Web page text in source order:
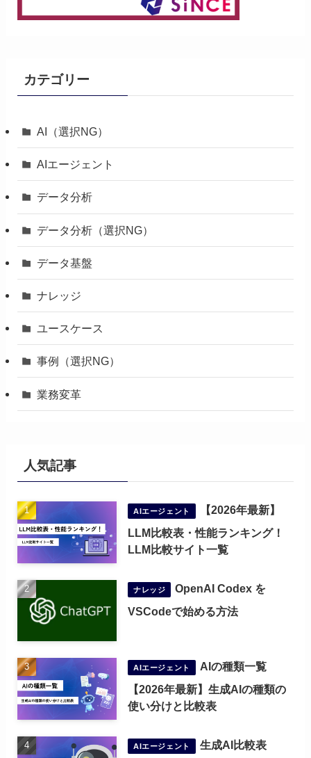
カテゴリー
AI（選択NG）
AIエージェント
データ分析
データ分析（選択NG）
データ基盤
ナレッジ
ユースケース
事例（選択NG）
業務変革
人気記事
AIエージェント
【2026年最新】
LLM比較表・性能ランキング！
LLM比較サイト一覧
ナレッジ
OpenAI Codex を
VSCodeで始める方法
AIエージェント
AIの種類一覧
【2026年最新】生成AIの種類の
使い分けと比較表
AIエージェント
生成AI比較表